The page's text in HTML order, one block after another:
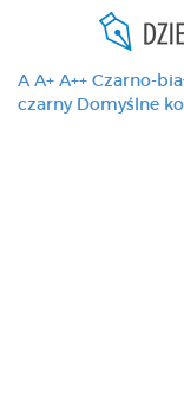
A A+ A++ Czarno-
czarny Domyślne